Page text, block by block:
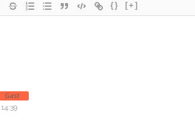
{} [+]
Gast